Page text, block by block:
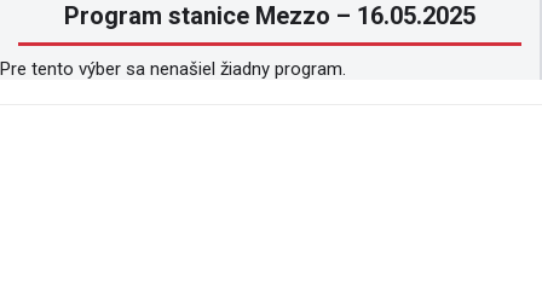
Program stanice Mezzo – 16.05.2025
Pre tento výber sa nenašiel žiadny program.